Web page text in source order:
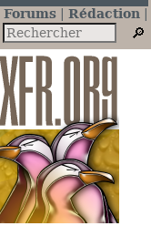
Forums
Rédaction